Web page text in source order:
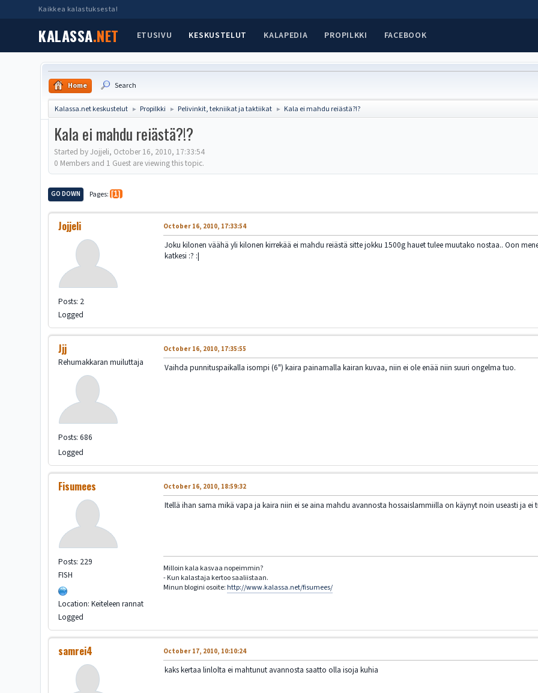
Kaikkea kalastuksesta!
KALASSA.NET ETUSIVU KESKUSTELUT KALAPEDIA PROPILKKI FACEBOOK
Home Search
Kalassa.net keskustelut ► Propilkki ► Pelivinkit, tekniikat ja taktiikat ► Kala ei mahdu reiästä?!?
Kala ei mahdu reiästä?!?
Started by Jojjeli, October 16, 2010, 17:33:54
0 Members and 1 Guest are viewing this topic.
GO DOWN Pages 1
Jojjeli
Posts: 2
Logged
October 16, 2010, 17:33:54
Joku kilonen väähä yli kilonen kirrekää ei mahdu reiästä sitte jokku 1500g hauet tulee muutako nostaa.. Oon
katkesi :? :|
Jjj
Rehumakkaran muiluttaja
Posts: 686
Logged
October 16, 2010, 17:35:55
Vaihda punnituspaikalla isompi (6") kaira painamalla kairan kuvaa, niin ei ole enää niin suuri ongelma tuo.
Fisumees
Posts: 229
FISH
Location: Keiteleen rannat
Logged
October 16, 2010, 18:59:32
Itellä ihan sama mikä vapa ja kaira niin ei se aina mahdu avannosta hossaislammiilla on käynyt noin useasti ja ei
Milloin kala kasvaa nopeimmin?
- Kun kalastaja kertoo saaliistaan.
Minun blogini osoite: http://www.kalassa.net/fisumees/
samrei4 October 17, 2010, 10:10:24
kaks kertaa linlolta ei mahtunut avannosta saatto olla isoja kuhia